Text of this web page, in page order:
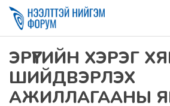
ЭРҮҮГИЙН ХЭРЭГ
ШИЙДВЭРЛЭХ
АЖИЛЛАГААНЫ